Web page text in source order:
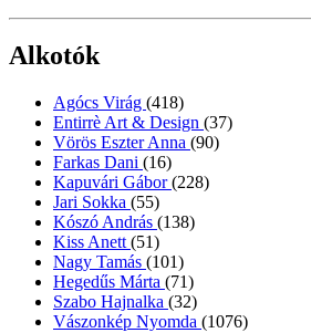
Alkotók
Agócs Virág (418)
Entirrè Art & Design (37)
Vörös Eszter Anna (90)
Farkas Dani (16)
Kapuvári Gábor(228)
Jari Sokka (55)
Kószó András (138)
Kiss Anett (51)
Nagy Tamás (101)
Hegedűs Márta (71)
Szabo Hajnalka (32)
Vászonkép Nyomda (1076)